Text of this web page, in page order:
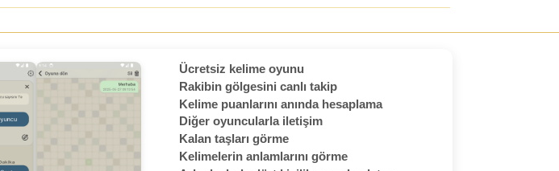
Ücretsiz kelime oyunu
Rakibin gölgesini canlı takip
Kelime puanlarını anında hesaplama
Diğer oyuncularla iletişim
Kalan taşları görme
Kelimelerin anlamlarını görme